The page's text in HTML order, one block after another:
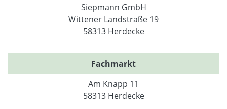
Siepmann GmbH
Wittener Landstraße 19
58313 Herdecke
Fachmarkt
Am Knapp 11
58313 Herdecke